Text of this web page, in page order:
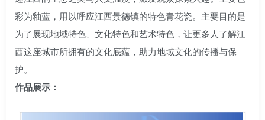
彩为釉蓝，用以呼应江西景德镇的特色青花瓷。主要目的是
为了展现地域特色、文化特色和艺术特色，让更多人了解江
西这座城市所拥有的文化底蕴，助力地域文化的传播与保
护。
作品展示：